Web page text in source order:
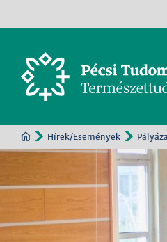
Hírek/Események